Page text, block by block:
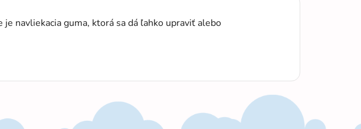
navliekacia guma, ktorá sa dá ľahko upraviť alebo